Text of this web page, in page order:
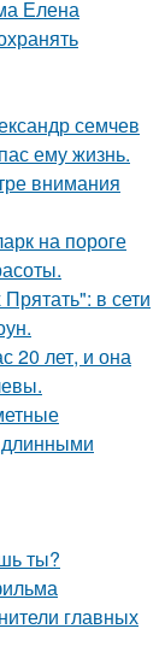
Елена
семчев
ему жизнь.
внимания
на пороге
в сети
20 лет, и она
ты?
главных